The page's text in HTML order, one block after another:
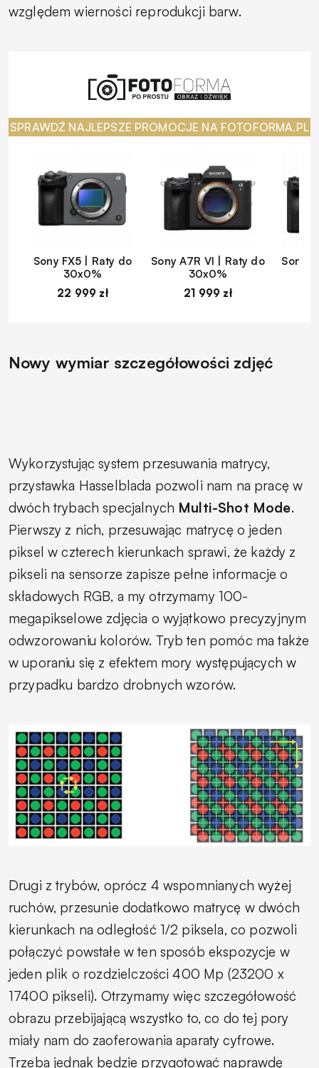
względem wierności reprodukcji barw.
SPRAWDŹ NAJLEPSZE PROMOCJE NA FOTOFORMA.PL
Sony FX5 | Raty do
30x0%
22 999 zł
Sony A7R VI | Raty do
30x0%
21 999 zł
Sony
Nowy wymiar szczegółowości zdjęć
Wykorzystując system przesuwania matrycy,
przystawka Hasselblada pozwoli nam na pracę w
dwóch trybach specjalnych Multi-Shot Mode.
Pierwszy z nich, przesuwając matrycę o jeden
piksel w czterech kierunkach sprawi, że każdy z
pikseli na sensorze zapisze pełne informacje o
składowych RGB, a my otrzymamy 100-
megapikselowe zdjęcia o wyjątkowo precyzyjnym
odwzorowaniu kolorów. Tryb ten pomóc ma także
w uporaniu się z efektem mory występujących w
przypadku bardzo drobnych wzorów.
Drugi z trybów, oprócz 4 wspomnianych wyżej
ruchów, przesunie dodatkowo matrycę w dwóch
kierunkach na odległość 1/2 piksela, co pozwoli
połączyć powstałe w ten sposób ekspozycje w
jeden plik o rozdzielczości 400 Mp (23200 x
17400 pikseli). Otrzymamy więc szczegółowość
obrazu przebijającą wszystko to, co do tej pory
miały nam do zaoferowania aparaty cyfrowe.
Trzeba jednak będzie przygotować naprawdę